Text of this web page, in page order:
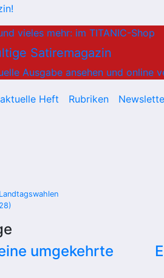
vieles mehr: im TITANIC-Shop
Ausgabe ansehen und online
Heft Rubriken
umgekehrte